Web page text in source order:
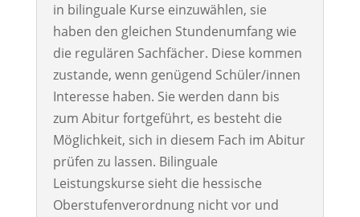
in bilinguale Kurse einzuwählen, sie
haben den gleichen Stundenumfang wie
die regulären Sachfächer. Diese kommen
zustande, wenn genügend Schüler/innen
Interesse haben. Sie werden dann bis
zum Abitur fortgeführt, es besteht die
Möglichkeit, sich in diesem Fach im Abitur
prüfen zu lassen. Bilinguale
Leistungskurse sieht die hessische
Oberstufenverordnung nicht vor und